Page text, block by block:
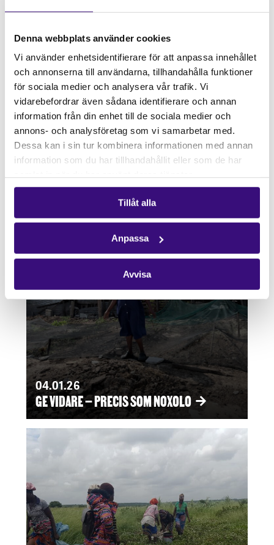
Denna webbplats använder cookies
Vi använder enhetsidentifierare för att anpassa innehållet
och annonserna till användarna, tillhandahålla funktioner
för sociala medier och analysera vår trafik. Vi
vidarebefordrar även sådana identifierare och annan
information från din enhet till de sociala medier och
annons- och analysföretag som vi samarbetar med.
Dessa kan i sin tur kombinera informationen med annan
information som du har tillhandahållit eller som de har
Tillåt alla
Anpassa
Avvisa
november i Skellefteå deltar LVC i en rad spännande
rättigheter, hållbar matproduktion och klimaträttvisa.
LVC kommer även delta i program och aktiviteter i
Stockholm. Håll utkik i våra kanaler för mer
information eller läs mer påwww.mrdagarna.se
Läs fler artiklar om vårt arbete
04.01.26
GE VIDARE – PRECIS SOM NOXOLO